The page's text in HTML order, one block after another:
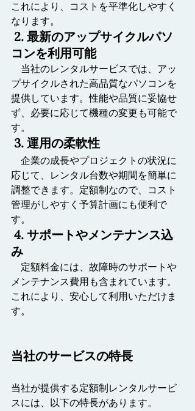
これにより、コストを平準化しやすく
なります。
コンを利用可能
当社のレンタルサービスでは、アッ
プサイクルされた高品質なパソコンを
提供しています。性能や品質に妥協せ
ず、必要に応じて機種の変更も可能で
す。
3. 運用の柔軟性
企業の成長やプロジェクトの状況に
応じて、レンタル台数や期間を簡単に
調整できます。定額制なので、コスト
管理がしやすく予算計画にも便利で
す。
み
定額料金には、故障時のサポートや
メンテナンス費用も含まれています。
これにより、安心して利用いただけま
す。
当社のサービスの特長
当社が提供する定額制レンタルサービ
スには、以下の特長があります。